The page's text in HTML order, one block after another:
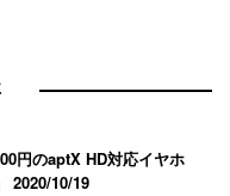
円のaptX HD対応イヤホ
2020/10/19